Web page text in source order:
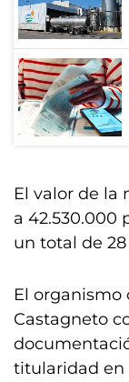
El valor de la
a 42.530.000
un total de
El organismo
Castagneto
titularidad en